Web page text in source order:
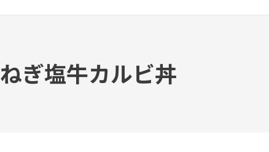
ねぎ塩牛カルビ丼